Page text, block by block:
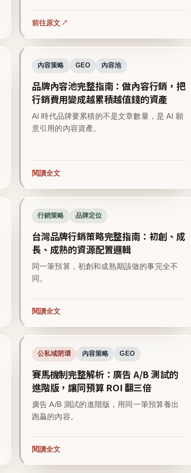
前往原文
內容策略 GEO 內容池
品牌內容池完整指南：做內容行銷，把
行銷費用變成越累積越值錢的資產
AI 時代品牌要累積的不是文章數量，是 AI 願
意引用的內容資產。
閱讀全文
行銷策略 品牌定位
台灣品牌行銷策略完整指南：初創、成
長、成熟的資源配置邏輯
同一筆預算，初創和成熟期該做的事完全不
同。
閱讀全文
公私域閉環 內容策略 GEO
賽馬機制完整解析：廣告 A/B 測試的
進階版，讓同預算 ROI 翻三倍
廣告 A/B 測試的進階版，用同一筆預算養出
跑贏的內容。
閱讀全文